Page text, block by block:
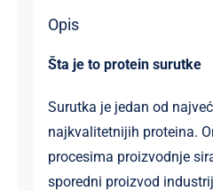
Opis
Šta je to protein surutke
Surutka je jedan od
najkvalitetnijih proteina.
procesima proizvodnje
sporedni proizvod